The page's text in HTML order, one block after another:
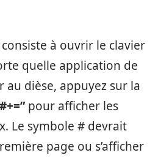
à ouvrir le clavier
quelle application de
au dièse, appuyez sur la
pour afficher les
Le symbole # devrait
page ou s’afficher